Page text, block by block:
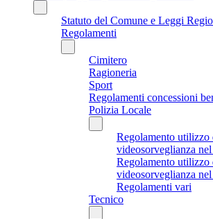
Statuto del Comune e Leggi
Regolamenti
Cimitero
Ragioneria
Sport
Regolamenti concessioni
Polizia Locale
Regolamento utilizzo
videosorveglianza
Regolamento utilizzo
videosorveglianza
Regolamenti vari
Tecnico